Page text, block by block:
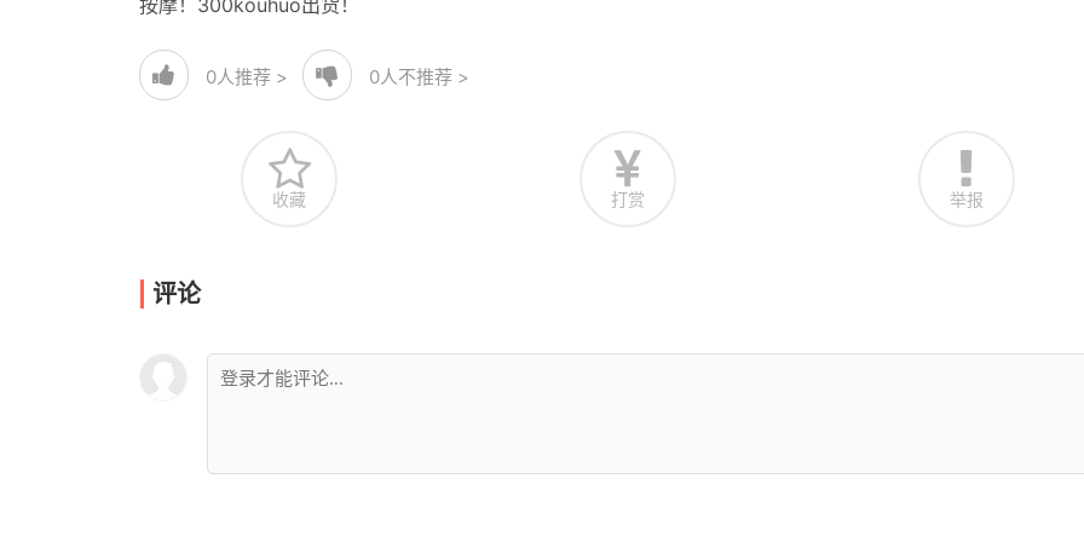
按摩！300kouhuo出货！
0人推荐 > 0人不推荐 >
收藏 打赏 举报
评论